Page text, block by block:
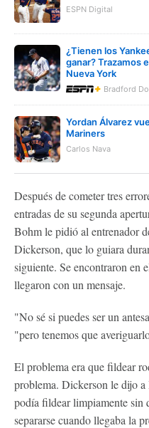
ESPN Digital
¿Tienen los
ganar? Trazamos
Nueva York
Bradford
Yordan Álvarez
Mariners
Carlos Nava
Después de cometer tres
entradas de su segunda
Bohm le pidió al entrenador
Dickerson, que lo guiara
siguiente. Se encontraron en
llegaron con un mensaje.
"No sé si puedes ser un
"pero tenemos que
El problema era que fildear
problema. Dickerson le dijo
podía fildear limpiamente sin
separarse cuando llegaba la